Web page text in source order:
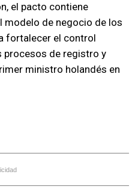
el pacto contiene
modelo de negocio de los
fortalecer el control
de registro y
ministro holandés en